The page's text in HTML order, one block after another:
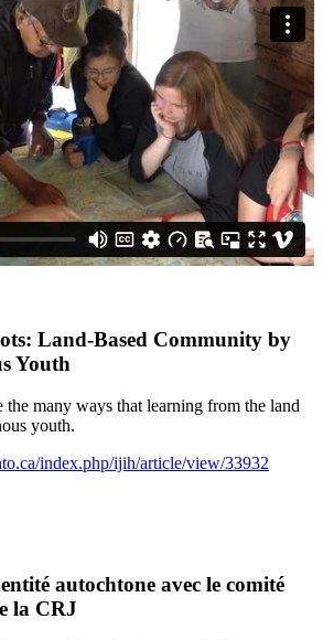
Land-Based Community by
Youth
the many ways that learning from the land
youth.
index.php/ijih/article/view/33932
autochtone avec le comité
la CRJ